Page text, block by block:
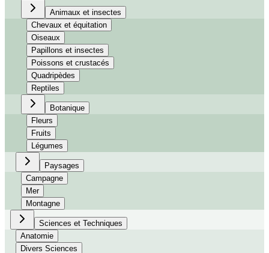
Animaux et insectes
Chevaux et équitation
Oiseaux
Papillons et insectes
Poissons et crustacés
Quadripèdes
Reptiles
Botanique
Fleurs
Fruits
Légumes
Paysages
Campagne
Mer
Montagne
Sciences et Techniques
Anatomie
Divers Sciences